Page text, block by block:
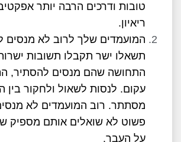
טובות ודרכים הרבה יותר
ריאיון.
המועמדים שלך לרוב לא מנסים
תשאלו ישר תקבלו תשובות
התחושה שהם מנסים להסתיר,
עקום. לנסות לשאול ולחקור בין
מסתתר. רוב המועמדים לא
פשוט לא שואלים אותם מספיק
על העבר.